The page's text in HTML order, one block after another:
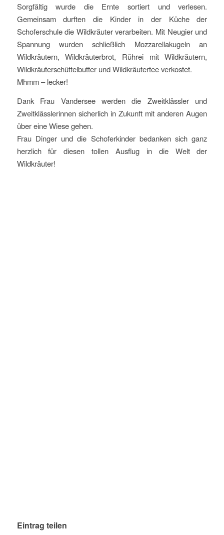
Sorgfältig wurde die Ernte sortiert und verlesen.
Gemeinsam durften die Kinder in der Küche der
Schoferschule die Wildkräuter verarbeiten. Mit Neugier und
Spannung wurden schließlich Mozzarellakugeln an
Wildkräutern, Wildkräuterbrot, Rührei mit Wildkräutern,
Wildkräuterschüttelbutter und Wildkräutertee verkostet.
Mhmm – lecker!
Dank Frau Vandersee werden die Zweitklässler und
Zweitklässlerinnen sicherlich in Zukunft mit anderen Augen
über eine Wiese gehen.
Frau Dinger und die Schoferkinder bedanken sich ganz
herzlich für diesen tollen Ausflug in die Welt der
Wildkräuter!
Eintrag teilen